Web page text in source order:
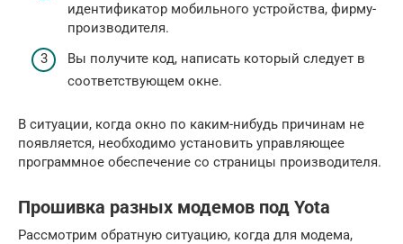
идентификатор мобильного устройства, фирму-
производителя.
Вы получите код, написать который следует в
соответствующем окне.
В ситуации, когда окно по каким-нибудь причинам не
появляется, необходимо установить управляющее
программное обеспечение со страницы производителя.
Прошивка разных модемов под Yota
Рассмотрим обратную ситуацию, когда для модема,